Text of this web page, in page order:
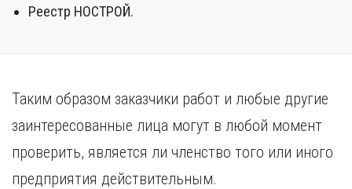
Реестр НОСТРОЙ.
Таким образом заказчики работ и любые другие
заинтересованные лица могут в любой момент
проверить, является ли членство того или иного
предприятия действительным.